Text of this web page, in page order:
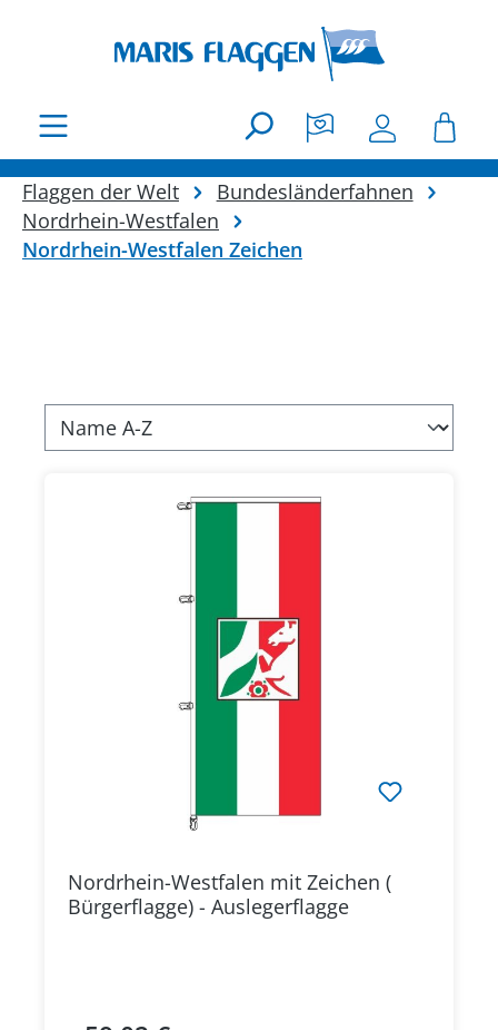
Flaggen der Welt
Bundesländerfahnen
Nordrhein-Westfalen
Nordrhein-Westfalen Zeichen
Nordrhein-Westfalen mit Zeichen (
Bürgerflagge) - Auslegerflagge